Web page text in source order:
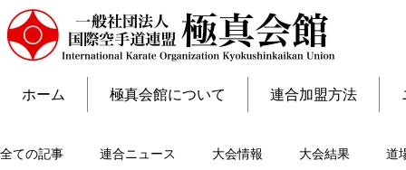
ホーム 極真会館について 連合加盟方法
全ての記事 連合ニュース 大会情報 大会結果 道